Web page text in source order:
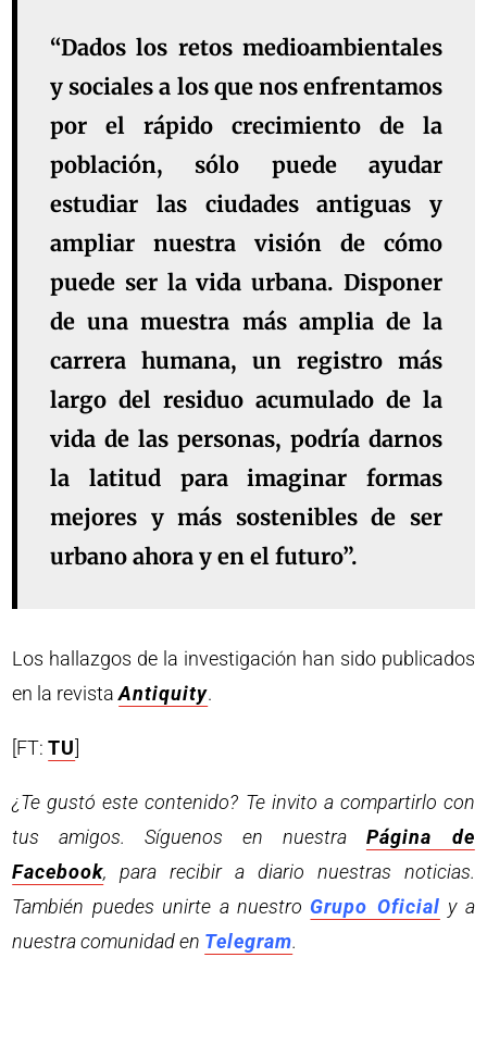
“Dados los retos medioambientales
y sociales a los que nos enfrentamos
por el rápido crecimiento de la
población, sólo puede ayudar
estudiar las ciudades antiguas y
ampliar nuestra visión de cómo
puede ser la vida urbana. Disponer
de una muestra más amplia de la
carrera humana, un registro más
largo del residuo acumulado de la
vida de las personas, podría darnos
la latitud para imaginar formas
mejores y más sostenibles de ser
urbano ahora y en el futuro”.
Los hallazgos de la investigación han sido publicados
en la revistaAntiquity.
[FT:TU]
¿Te gustó este contenido? Te invito a compartirlo con
tus amigos. Síguenos en nuestra Página de
Facebook, para recibir a diario nuestras noticias.
También puedes unirte a nuestro Grupo Oficial y a
nuestra comunidad en Telegram.